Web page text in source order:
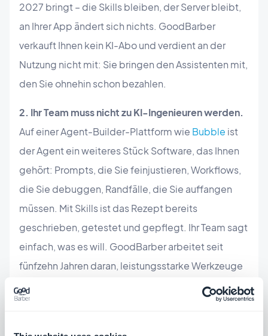
2027 bringt – die Skills bleiben, der Server bleibt,
an Ihrer App ändert sich nichts. GoodBarber
verkauft Ihnen kein KI-Abo und verdient an der
Nutzung nicht mit: Sie bringen den Assistenten mit,
den Sie ohnehin schon bezahlen.
2. Ihr Team muss nicht zu KI-Ingenieuren werden.
Auf einer Agent-Builder-Plattform wie Bubble ist
der Agent ein weiteres Stück Software, das Ihnen
gehört: Prompts, die Sie feinjustieren, Workflows,
die Sie debuggen, Randfälle, die Sie auffangen
müssen. Mit Skills ist das Rezept bereits
geschrieben, getestet und gepflegt. Ihr Team sagt
einfach, was es will. GoodBarber arbeitet seit
fünfzehn Jahren daran, leistungsstarke Werkzeuge
für Menschen ohne Technik-Hintergrund nutzbar zu
machen – das hier ist derselbe Ansatz, nur auf KI